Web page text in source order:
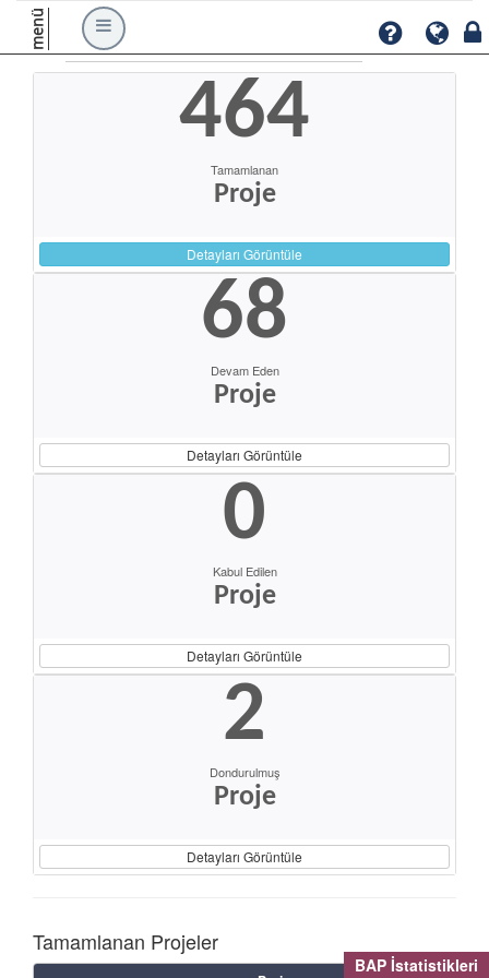
BAP İstatistikleri
menü
464
Tamamlanan
Proje
Detayları Görüntüle
68
Devam Eden
Proje
Detayları Görüntüle
0
Kabul Edilen
Proje
Detayları Görüntüle
2
Dondurulmuş
Proje
Detayları Görüntüle
Tamamlanan Projeler